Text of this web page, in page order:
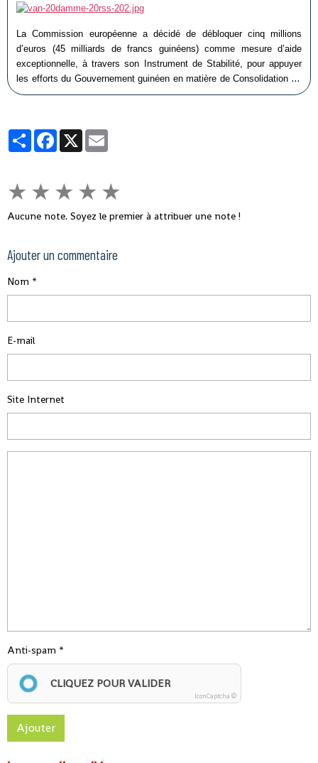
La Commission européenne a décidé de débloquer cinq millions
d’euros (45 milliards de francs guinéens) comme mesure d’aide
exceptionnelle, à travers son Instrument de Stabilité, pour appuyer
les efforts du Gouvernement guinéen en matière de Consolidation de
l’Etat de droit, de gouvernance, de promotion des principes
PartagerFacebook
X
★ ★ ★ ★ ★
Aucune note. Soyez le premier à attribuer une note !
Ajouter un commentaire
Nom
E-mail
Site Internet
Anti-spam
CLIQUEZ POUR VALIDER
IconCaptcha ©
Ajouter